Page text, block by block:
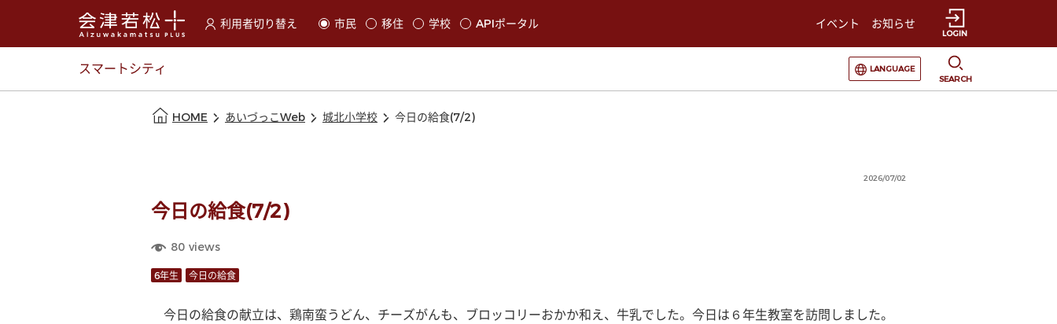
利用者切り替え
選択すると利用者の切替が発生します
市民 移住 学校 APIポータル イベント お知らせ
LOGIN
スマートシティ
選択すると言語の切替が発生します
LANGUAGE
SEARCH
HOME あいづっこWeb 城北小学校 今日の給食(7/2)
2026/07/02
今日の給食(7/2)
80 views
6年生 今日の給食
今日の給食の献立は、鶏南蛮うどん、チーズがんも、ブロッコリーおかか和え、牛乳でした。今日は６年生教室を訪問しました。